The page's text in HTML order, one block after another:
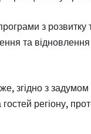
з розвитку
та
згідно з
регіону,